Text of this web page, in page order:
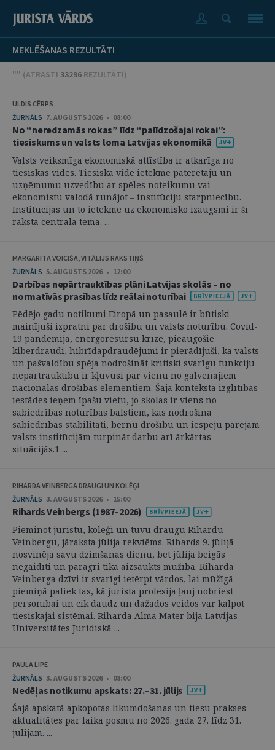
MEKLĒŠANAS REZULTĀTI
"" (ATRASTI 33296 REZULTĀTI)
ULDIS CĒRPS
ŽURNĀLS 7. AUGUSTS 2026 • 08:00
No “neredzamās rokas” līdz “palīdzošajai rokai”:
tiesiskums un valsts loma Latvijas ekonomikā
Valsts veiksmīga ekonomiskā attīstība ir atkarīga no
tiesiskās vides. Tiesiskā vide ietekmē patērētāju un
uzņēmumu uzvedību ar spēles noteikumu vai –
ekonomistu valodā runājot – institūciju starpniecību.
Institūcijas un to ietekme uz ekonomisko izaugsmi ir šī
raksta centrālā tēma. ...
MARGARITA VOICIŠA, VITĀLIJS RAKSTIŅŠ
ŽURNĀLS 5. AUGUSTS 2026 • 12:00
Darbības nepārtrauktības plāni Latvijas skolās – no
normatīvās prasības līdz reālai noturībai
Pēdējo gadu notikumi Eiropā un pasaulē ir būtiski
mainījuši izpratni par drošību un valsts noturību. Covid-
19 pandēmija, energoresursu krīze, pieaugošie
kiberdraudi, hibrīdapdraudējumi ir pierādījuši, ka valsts
un pašvaldību spēja nodrošināt kritiski svarīgu funkciju
nepārtrauktību ir kļuvusi par vienu no galvenajiem
nacionālās drošības elementiem. Šajā kontekstā izglītības
iestādes ieņem īpašu vietu, jo skolas ir viens no
sabiedrības noturības balstiem, kas nodrošina
sabiedrības stabilitāti, bērnu drošību un iespēju pārējām
valsts institūcijām turpināt darbu arī ārkārtas
situācijās.1 ...
RIHARDA VEINBERGA DRAUGI UN KOLĒĢI
ŽURNĀLS 3. AUGUSTS 2026 • 15:00
Rihards Veinbergs (1987–2026)
Pieminot juristu, kolēģi un tuvu draugu Rihardu
Veinbergu, jāraksta jūlija rekviēms. Rihards 9. jūlijā
nosvinēja savu dzimšanas dienu, bet jūlija beigās
negaidīti un pāragri tika aizsaukts mūžībā. Riharda
Veinberga dzīvi ir svarīgi ietērpt vārdos, lai mūžīgā
piemiņā paliek tas, kā jurista profesija ļauj nobriest
personībai un cik daudz un dažādos veidos var kalpot
tiesiskajai sistēmai. Riharda Alma Mater bija Latvijas
Universitātes Juridiskā ...
PAULA LIPE
ŽURNĀLS 3. AUGUSTS 2026 • 08:00
Nedēļas notikumu apskats: 27.–31. jūlijs
Šajā apskatā apkopotas likumdošanas un tiesu prakses
aktualitātes par laika posmu no 2026. gada 27. līdz 31.
jūlijam. ...